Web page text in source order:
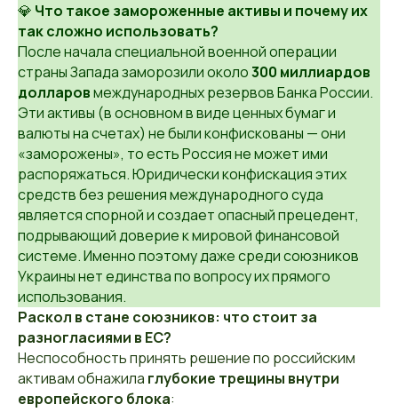
💎 Что такое замороженные активы и почему их
так сложно использовать?
После начала специальной военной операции
страны Запада заморозили около300 миллиардов
долларовмеждународных резервов Банка России.
Эти активы (в основном в виде ценных бумаг и
валюты на счетах) не были конфискованы — они
«заморожены», то есть Россия не может ими
распоряжаться. Юридически конфискация этих
средств без решения международного суда
является спорной и создает опасный прецедент,
подрывающий доверие к мировой финансовой
системе. Именно поэтому даже среди союзников
Украины нет единства по вопросу их прямого
использования.
Раскол в стане союзников: что стоит за
разногласиями в ЕС?
Неспособность принять решение по российским
активам обнажила глубокие трещины внутри
европейского блока: